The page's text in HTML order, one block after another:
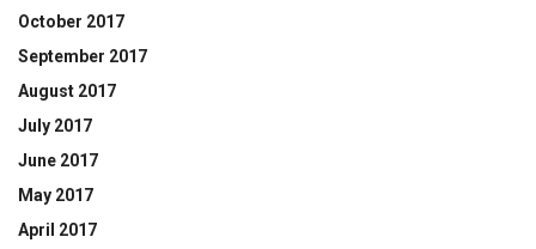
October 2017
September 2017
August 2017
July 2017
June 2017
May 2017
April 2017